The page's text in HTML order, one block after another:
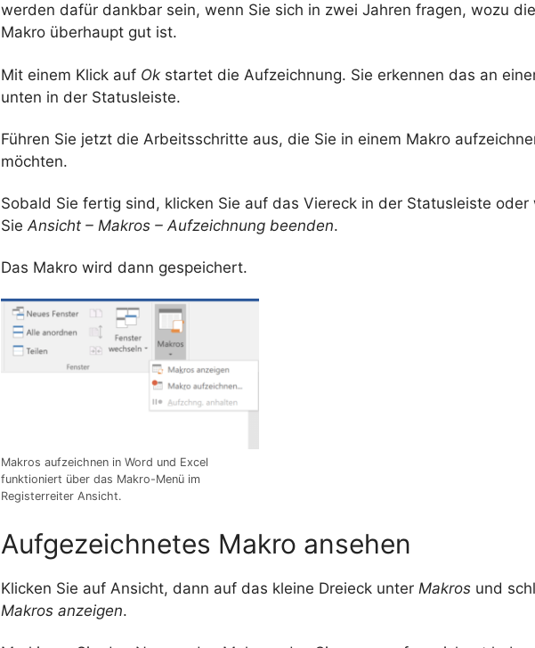
werden dafür dankbar sein, wenn Sie sich in zwei Jahren fragen, wozu
Makro überhaupt gut ist.
Mit einem Klick auf Ok startet die Aufzeichnung. Sie erkennen das an
unten in der Statusleiste.
Führen Sie jetzt die Arbeitsschritte aus, die Sie in einem Makro
möchten.
Sobald Sie fertig sind, klicken Sie auf das Viereck in der Statusleiste oder
Sie Ansicht – Makros – Aufzeichnung beenden.
Das Makro wird dann gespeichert.
Makros aufzeichnen in Word und Excel
funktioniert über das Makro-Menü im
Registerreiter Ansicht.
Aufgezeichnetes Makro ansehen
Klicken Sie auf Ansicht, dann auf das kleine Dreieck unter Makros und
Makros anzeigen.